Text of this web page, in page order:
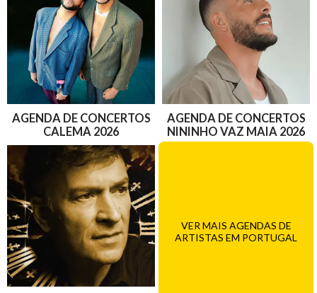
AGENDA DE CONCERTOS
CALEMA 2026
AGENDA DE CONCERTOS
NININHO VAZ MAIA 2026
VER MAIS AGENDAS DE
ARTISTAS EM PORTUGAL